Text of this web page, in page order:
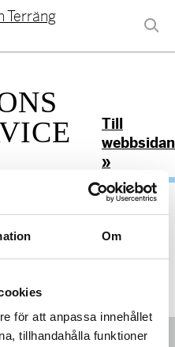
Om
för att anpassa innehållet
tillhandahålla funktioner
Till
webbsidan
»
lokala handlaren i